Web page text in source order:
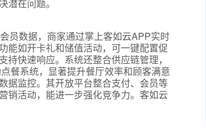
在问题。
员数据，商家通过掌上客如云APP实时
能如开卡礼和储值活动，可一键配置促
快速响应。系统还整合供应链管理，
餐系统，显著提升餐厅效率和顾客满意
据监控。其开放平台整合支付、会员等
销活动，能进一步强化竞争力。客如云